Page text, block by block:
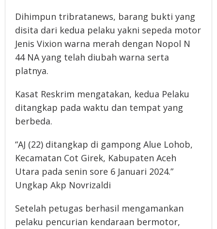
Dihimpun tribratanews, barang bukti yang
disita dari kedua pelaku yakni sepeda motor
Jenis Vixion warna merah dengan Nopol N
44 NA yang telah diubah warna serta
platnya.
Kasat Reskrim mengatakan, kedua Pelaku
ditangkap pada waktu dan tempat yang
berbeda.
“AJ (22) ditangkap di gampong Alue Lohob,
Kecamatan Cot Girek, Kabupaten Aceh
Utara pada senin sore 6 Januari 2024.”
Ungkap Akp Novrizaldi
Setelah petugas berhasil mengamankan
pelaku pencurian kendaraan bermotor,